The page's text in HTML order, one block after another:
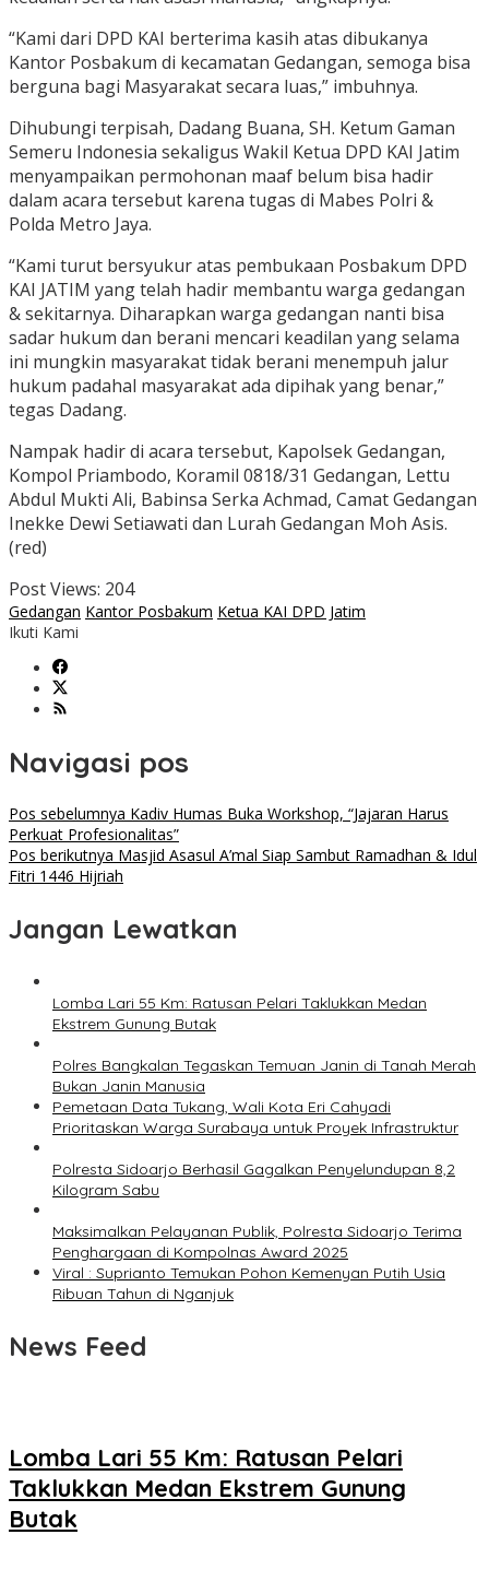
“Kami dari DPD KAI berterima kasih atas dibukanya
Kantor Posbakum di kecamatan Gedangan, semoga bisa
berguna bagi Masyarakat secara luas,” imbuhnya.
Dihubungi terpisah, Dadang Buana, SH. Ketum Gaman
Semeru Indonesia sekaligus Wakil Ketua DPD KAI Jatim
menyampaikan permohonan maaf belum bisa hadir
dalam acara tersebut karena tugas di Mabes Polri &
Polda Metro Jaya.
“Kami turut bersyukur atas pembukaan Posbakum DPD
KAI JATIM yang telah hadir membantu warga gedangan
& sekitarnya. Diharapkan warga gedangan nanti bisa
sadar hukum dan berani mencari keadilan yang selama
ini mungkin masyarakat tidak berani menempuh jalur
hukum padahal masyarakat ada dipihak yang benar,”
tegas Dadang.
Nampak hadir di acara tersebut, Kapolsek Gedangan,
Kompol Priambodo, Koramil 0818/31 Gedangan, Lettu
Abdul Mukti Ali, Babinsa Serka Achmad, Camat Gedangan
Inekke Dewi Setiawati dan Lurah Gedangan Moh Asis.
(red)
Post Views: 204
Gedangan Kantor Posbakum Ketua KAI DPD Jatim
Ikuti Kami
Navigasi pos
Pos sebelumnya Kadiv Humas Buka Workshop, “Jajaran Harus
Perkuat Profesionalitas”
Pos berikutnya Masjid Asasul A’mal Siap Sambut Ramadhan & Idul
Fitri 1446 Hijriah
Jangan Lewatkan
Lomba Lari 55 Km: Ratusan Pelari Taklukkan Medan
Ekstrem Gunung Butak
Polres Bangkalan Tegaskan Temuan Janin di Tanah Merah
Bukan Janin Manusia
Pemetaan Data Tukang, Wali Kota Eri Cahyadi
Prioritaskan Warga Surabaya untuk Proyek Infrastruktur
Polresta Sidoarjo Berhasil Gagalkan Penyelundupan 8,2
Kilogram Sabu
Maksimalkan Pelayanan Publik, Polresta Sidoarjo Terima
Penghargaan di Kompolnas Award 2025
Viral : Suprianto Temukan Pohon Kemenyan Putih Usia
Ribuan Tahun di Nganjuk
News Feed
Lomba Lari 55 Km: Ratusan Pelari
Taklukkan Medan Ekstrem Gunung
Butak